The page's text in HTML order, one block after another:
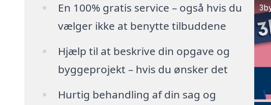
En 100% gratis service – også hvis du
vælger ikke at benytte tilbuddene
Hjælp til at beskrive din opgave og
byggeprojekt – hvis du ønsker det
Hurtig behandling af din sag og